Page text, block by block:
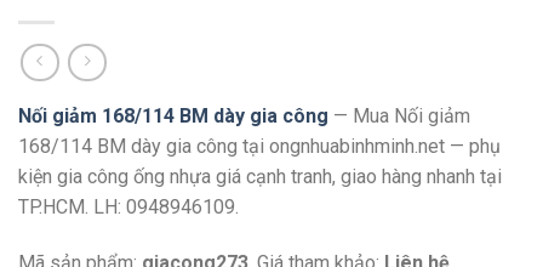
Nối giảm 168/114 BM dày gia công — Mua Nối giảm
168/114 BM dày gia công tại ongnhuabinhminh.net — phụ
kiện gia công ống nhựa giá cạnh tranh, giao hàng nhanh tại
TP.HCM. LH: 0948946109.